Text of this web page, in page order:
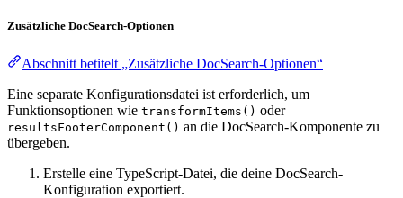
Zusätzliche DocSearch-Optionen
Abschnitt betitelt „Zusätzliche DocSearch-Optionen“
Eine separate Konfigurationsdatei ist erforderlich, um
Funktionsoptionen wie transformItems() oder
resultsFooterComponent() an die DocSearch-Komponente zu
übergeben.
Erstelle eine TypeScript-Datei, die deine DocSearch-
Konfiguration exportiert.